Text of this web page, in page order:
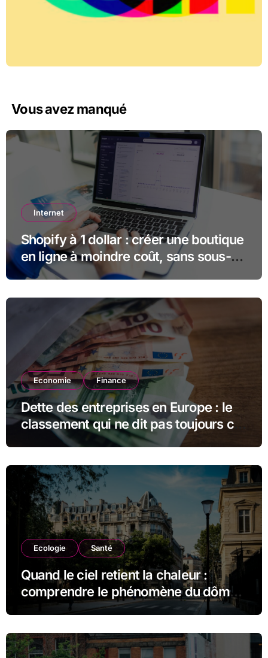
Vous avez manqué
Internet
Shopify à 1 dollar : créer une boutique
en ligne à moindre coût, sans sous-
estimer la suite
Economie Finance
Dette des entreprises en Europe : le
classement qui ne dit pas toujours ce
qu’il semble dire
Ecologie Santé
Quand le ciel retient la chaleur :
comprendre le phénomène du dôme
thermique et ses conséquences